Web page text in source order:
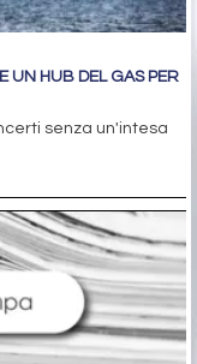
UN HUB DEL GAS PER
senza un'intesa